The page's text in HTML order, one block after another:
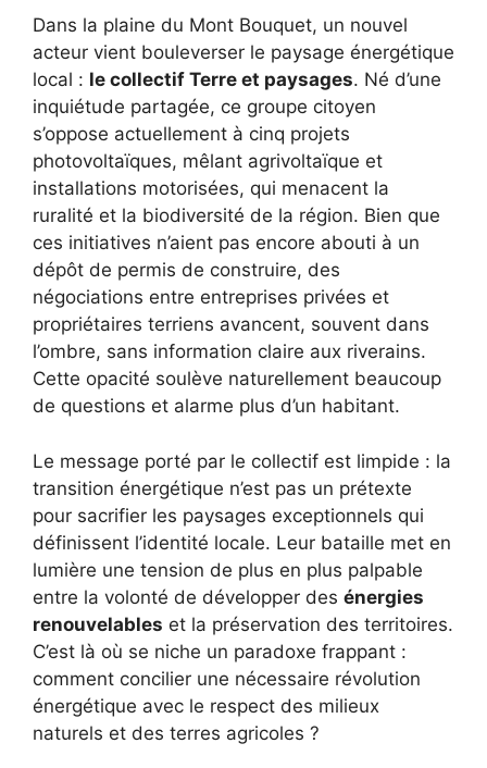
Dans la plaine du Mont Bouquet, un nouvel
acteur vient bouleverser le paysage énergétique
local : le collectif Terre et paysages. Né d’une
inquiétude partagée, ce groupe citoyen
s’oppose actuellement à cinq projets
photovoltaïques, mêlant agrivoltaïque et
installations motorisées, qui menacent la
ruralité et la biodiversité de la région. Bien que
ces initiatives n’aient pas encore abouti à un
dépôt de permis de construire, des
négociations entre entreprises privées et
propriétaires terriens avancent, souvent dans
l’ombre, sans information claire aux riverains.
Cette opacité soulève naturellement beaucoup
de questions et alarme plus d’un habitant.
Le message porté par le collectif est limpide : la
transition énergétique n’est pas un prétexte
pour sacrifier les paysages exceptionnels qui
définissent l’identité locale. Leur bataille met en
lumière une tension de plus en plus palpable
entre la volonté de développer des énergies
renouvelables et la préservation des territoires.
C’est là où se niche un paradoxe frappant :
comment concilier une nécessaire révolution
énergétique avec le respect des milieux
naturels et des terres agricoles ?